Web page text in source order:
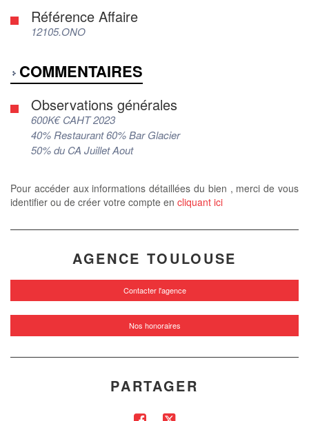
Référence Affaire
12105.ONO
COMMENTAIRES
Observations générales
600K€ CAHT 2023
40% Restaurant 60% Bar Glacier
50% du CA Juillet Aout
Pour accéder aux informations détaillées du bien , merci de vous
identifier ou de créer votre compte en cliquant ici
AGENCE TOULOUSE
Contacter l'agence
Nos honoraires
PARTAGER